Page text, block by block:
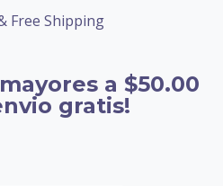
Free Shipping
a $50.00
gratis!